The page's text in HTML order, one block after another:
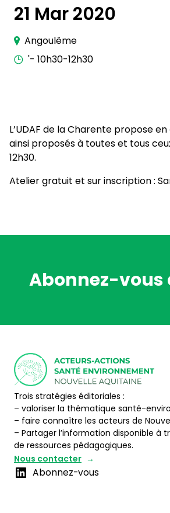
21 Mar 2020
Angoulême
'- 10h30-12h30
L’UDAF de la Charente propose
ainsi proposés à toutes et tous
12h30.
Atelier gratuit et sur inscription :
Abonnez-vous
Trois stratégies éditoriales :
– valoriser la thématique santé-
– faire connaître les acteurs de
– Partager l’information disponible à
de ressources pédagogiques.
Nous contacter
Abonnez-vous